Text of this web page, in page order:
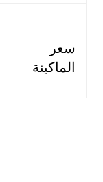
سعر
الماكينة